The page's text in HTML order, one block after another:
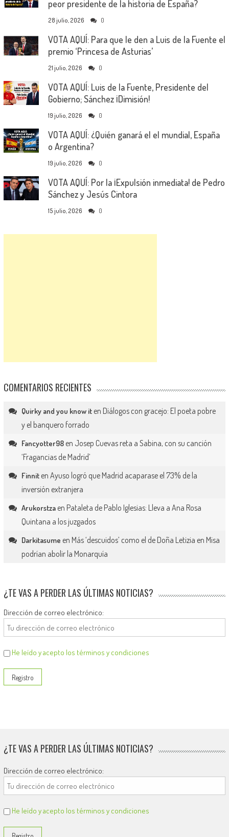
peor presidente de la historia de España?
28 julio, 2026 0
VOTA AQUÍ: Para que le den a Luis de la Fuente el
premio ‘Princesa de Asturias’
21 julio, 2026 0
VOTA AQUÍ: Luis de la Fuente, Presidente del
Gobierno; Sánchez ¡Dimisión!
19 julio, 2026 0
VOTA AQUÍ: ¿Quién ganará el el mundial, España
o Argentina?
19 julio, 2026 0
VOTA AQUÍ: Por la ¡Expulsión inmediata! de Pedro
Sánchez y Jesús Cintora
15 julio, 2026 0
COMENTARIOS RECIENTES
Quirky and you know iten Diálogos con gracejo: El poeta pobre
y el banquero forrado
Fancyotter98en Josep Cuevas reta a Sabina, con su canción
‘Fragancias de Madrid’
Finniten Ayuso logró que Madrid acaparase el 73% de la
inversión extranjera
Arukorstzaen Pataleta de Pablo Iglesias: Lleva a Ana Rosa
Quintana a los juzgados
Darkitasume en Más ‘descuidos’ como el de Doña Letizia en Misa
podrían abolir la Monarquía
¿TE VAS A PERDER LAS ÚLTIMAS NOTICIAS?
Dirección de correo electrónico:
He leído y acepto los términos y condiciones
¿TE VAS A PERDER LAS ÚLTIMAS NOTICIAS?
Dirección de correo electrónico:
He leído y acepto los términos y condiciones